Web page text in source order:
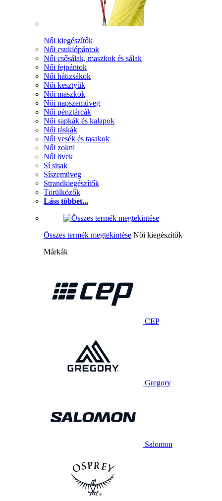
Női kiegészítők
Női csuklópántok
Női csősálak, maszkok és sálak
Női fejpántok
Női hátizsákok
Női kesztyűk
Női maszkok
Női napszemüveg
Női pénztárcák
Női sapkák és kalapok
Női táskák
Női vesék és tasakok
Női zokni
Női övek
Sí sisak
Síszemüveg
Strandkiegészítők
Törülközők
Láss többet...
Összes termék megtekintése Női kiegészítők
Márkák
CEP
Gregory
Salomon